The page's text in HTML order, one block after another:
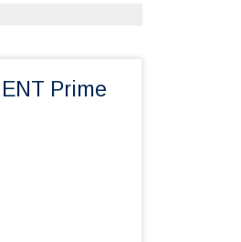
Prime